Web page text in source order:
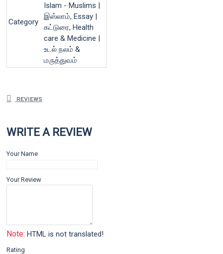
Category
Islam - Muslims |
இஸ்லாம், Essay |
கட்டுரை, Health
care & Medicine |
உடல் நலம் &
மருத்துவம்
REVIEWS
WRITE A REVIEW
Your Name
Your Review
Note: HTML is not translated!
Rating